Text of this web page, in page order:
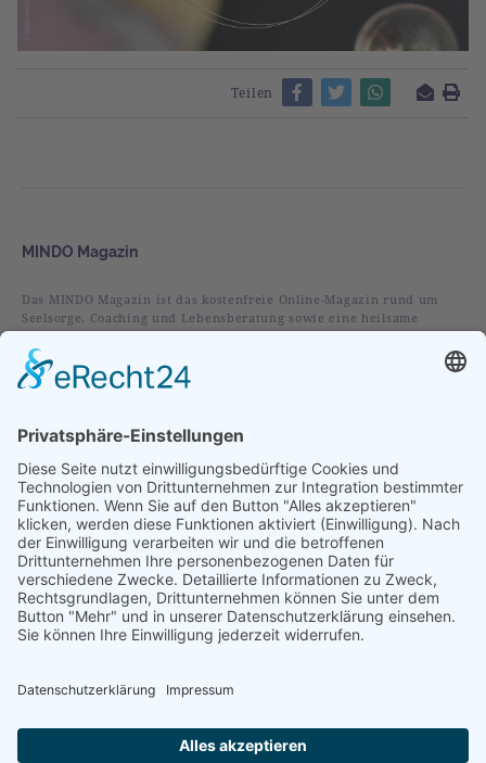
Teilen
MINDO Magazin
Das MINDO Magazin ist das kostenfreie Online-Magazin rund um
Seelsorge, Coaching und Lebensberatung sowie eine heilsame
christliche Spiritualität.
Rubriken
Alles
Liebe
Glaube
Verstehen
Vorgestellt
Im Fokus
Folge uns auf:
Abonniere unseren Newsletter: